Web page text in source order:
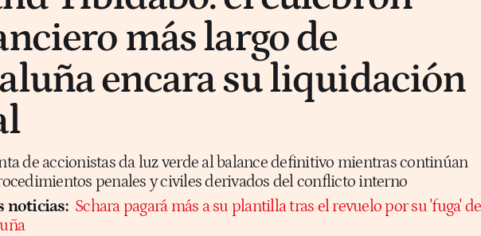
más largo de
encara su liquidación
de accionistas da luz verde al balance definitivo mientras continúan
penales y civiles derivados del conflicto interno
noticias: Schara pagará más a su plantilla tras el revuelo por su 'fuga' de